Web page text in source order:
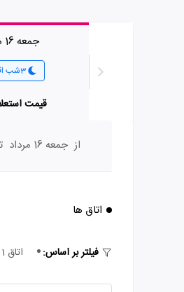
جمعه 16 مرداد
3شب اقامت
قیمت
از جمعه 16 مرداد
اتاق ها
فیلتر بر اساس: اتاق 1 تخته